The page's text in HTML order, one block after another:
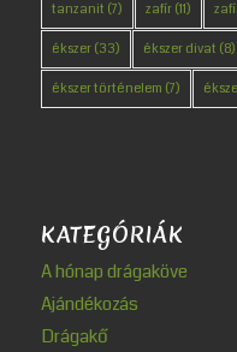
tanzanit (7) zafír(11)
ékszer(33) ékszer divat (8)
ékszer történelem (7)
KATEGÓRIÁK
A hónap drágaköve
Ajándékozás
Drágakő